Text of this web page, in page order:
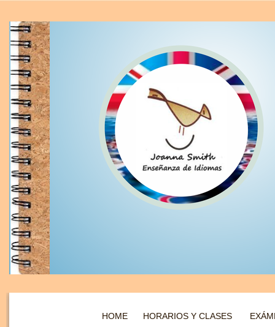
HOME HORARIOS Y CLASES